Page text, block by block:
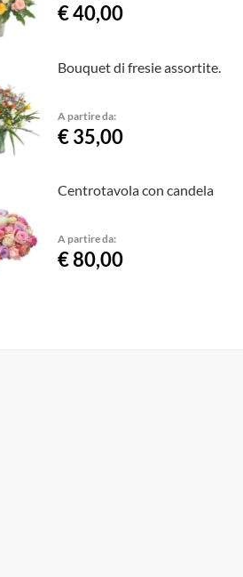
€ 40,00
Bouquet di fresie assortite.
A partire da:
€ 35,00
Centrotavola con candela
A partire da:
€ 80,00